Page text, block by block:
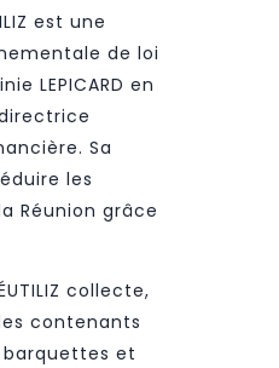
est une
de loi
LEPICARD en
Sa
les
Réunion grâce
collecte,
contenants
et